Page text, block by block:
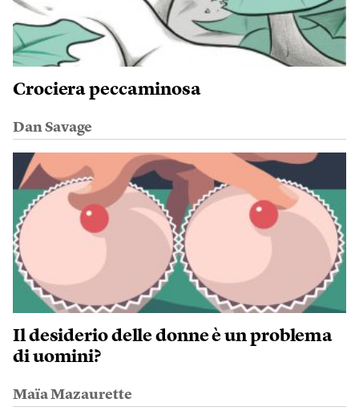
Crociera peccaminosa
Dan Savage
Il desiderio delle donne è un problema
di uomini?
Maïa Mazaurette